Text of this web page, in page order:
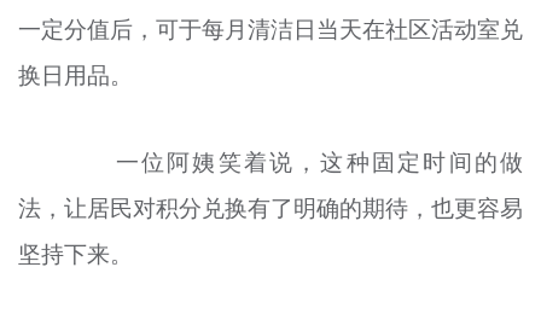
一定分值后，可于每月清洁日当天在社区活动室兑
换日用品。
一位阿姨笑着说，这种固定时间的做
法，让居民对积分兑换有了明确的期待，也更容易
坚持下来。